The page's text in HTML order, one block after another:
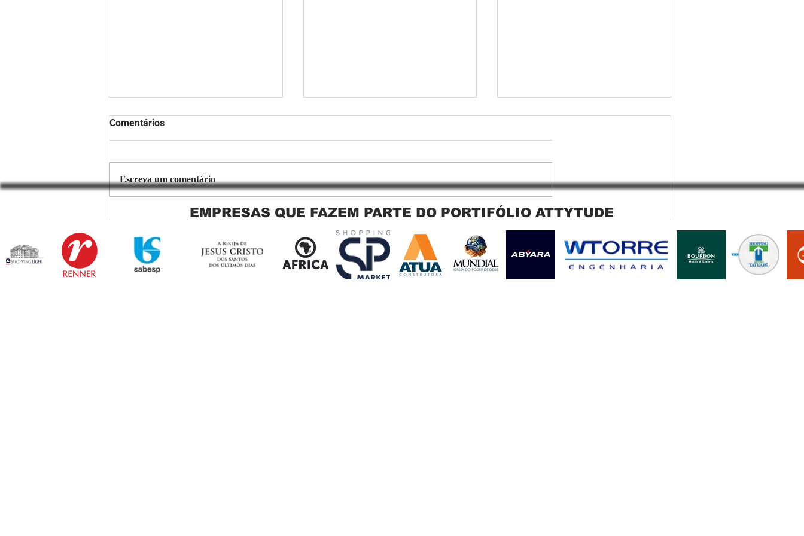
Copiar de Persiana Rolo Tela
Sacada Perfeita no Link
Sapopemba!
Persiana Rolo Tela Solar: O
Segredo para uma Sacada
Perfeita no Link Sapopemba!
Persiana rolo tela solar
Jaguara SP Cortina rolo tela
solar Jaguara SP
Comentários
Escreva um comentário
EMPRESAS QUE FAZEM PARTE DO PORTIFÓLIO ATTYTUDE